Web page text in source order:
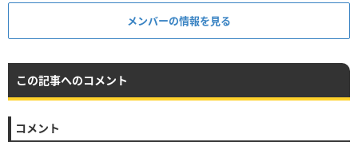
メンバーの情報を見る
この記事へのコメント
コメント